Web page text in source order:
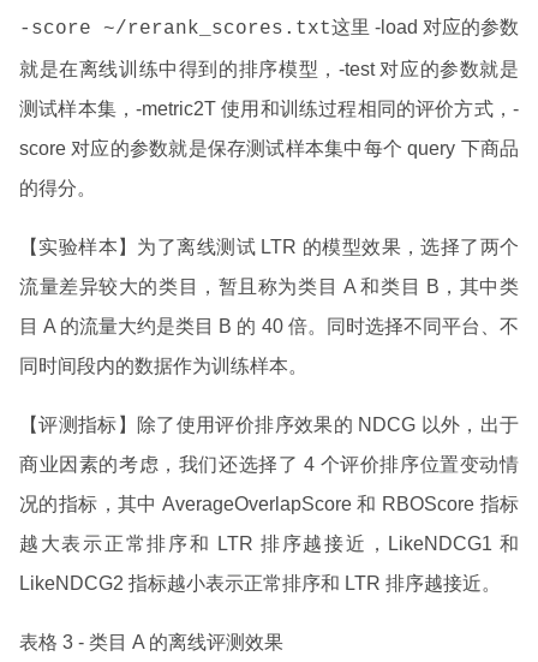
-score ~/rerank_scores.txt这里 -load 对应的参数
就是在离线训练中得到的排序模型，-test 对应的参数就是
测试样本集，-metric2T 使用和训练过程相同的评价方式，-
score 对应的参数就是保存测试样本集中每个 query 下商品
的得分。
【实验样本】为了离线测试 LTR 的模型效果，选择了两个
流量差异较大的类目，暂且称为类目 A 和类目 B，其中类
目 A 的流量大约是类目 B 的 40 倍。同时选择不同平台、不
同时间段内的数据作为训练样本。
【评测指标】除了使用评价排序效果的 NDCG 以外，出于
商业因素的考虑，我们还选择了 4 个评价排序位置变动情
况的指标，其中 AverageOverlapScore 和 RBOScore 指标
越大表示正常排序和 LTR 排序越接近，LikeNDCG1 和
LikeNDCG2 指标越小表示正常排序和 LTR 排序越接近。
表格 3 - 类目 A 的离线评测效果